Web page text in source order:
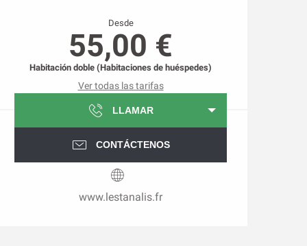
Desde
55,00 €
Habitación doble (Habitaciones de huéspedes)
Ver todas las tarifas
LLAMAR
CONTÁCTENOS
www.lestanalis.fr